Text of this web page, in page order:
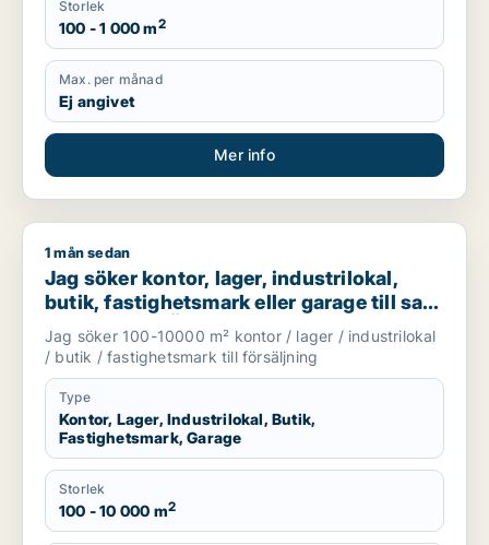
Storlek
100 - 1 000 m2
Max. per månad
Ej angivet
Mer info
Jag söker kontor, lager, industrilokal, butik, fastighetsmark
1 mån sedan
Jag söker kontor, lager, industrilokal,
butik, fastighetsmark eller garage till salu
i Vallentuna, Österåker eller Järfälla m.fl.
Jag söker 100-10000 m² kontor / lager / industrilokal
/ butik / fastighetsmark till försäljning
Type
Kontor, Lager, Industrilokal, Butik,
Fastighetsmark, Garage
Storlek
100 - 10 000 m2